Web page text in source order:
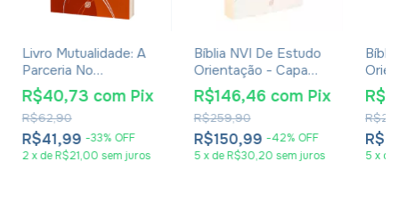
Livro Mutualidade: A
Parceria No
Casamento - Clarice
Ebert
R$41,99 -33% OFF
R$62,90
R$40,73 com Pix
2 xdeR$21,00 sem juros
Bíblia NVI De Estudo
Orientação - Capa
Luxo Rose Gold
R$150,99 -42% OFF
R$259,90
R$146,46 com Pix
5 xdeR$30,20 sem juros
Luxo
5 x de